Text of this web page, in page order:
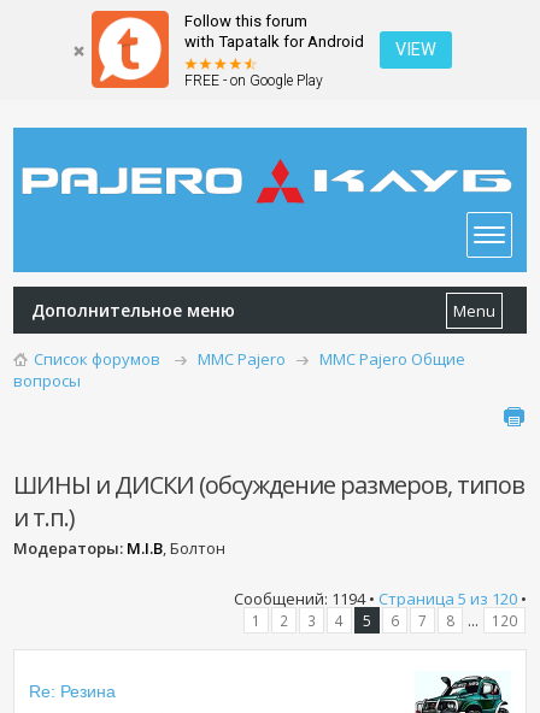
Follow this forum
with Tapatalk for Android
FREE - on Google Play
VIEW
Дополнительное меню Menu
Список форумов MMC Pajero
MMC Pajero Общие
вопросы
ШИНЫ и ДИСКИ (обсуждение размеров, типов
и т.п.)
Модераторы: M.I.B, Болтон
Сообщений: 1194 • Страница 5 из 120•
1 2 3 4 5 6 7 8 ... 120
Re: Резина